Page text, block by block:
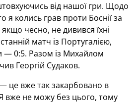
від нашої гри. Щодо
я колись грав проти Боснії за
чесно, не дивився їхні
матч із Португалією,
— 0:5. Разом із Михайлом
Георгій Судаков.
це вже так закарбовано в
вже не можу без цього, тому